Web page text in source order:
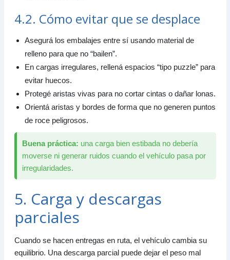
4.2. Cómo evitar que se desplace
Asegurá los embalajes entre sí usando material de
relleno para que no “bailen”.
En cargas irregulares, rellená espacios “tipo puzzle” para
evitar huecos.
Protegé aristas vivas para no cortar cintas o dañar lonas.
Orientá aristas y bordes de forma que no generen puntos
de roce peligrosos.
Buena práctica: una carga bien estibada no debería
moverse ni generar ruidos cuando el vehículo pasa por
irregularidades.
5. Carga y descargas
parciales
Cuando se hacen entregas en ruta, el vehículo cambia su
equilibrio. Una descarga parcial puede dejar el peso mal